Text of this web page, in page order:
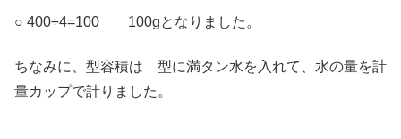
○ 400÷4=100 100gとなりました。
ちなみに、型容積は 型に満タン水を入れて、水の量を計
量カップで計りました。